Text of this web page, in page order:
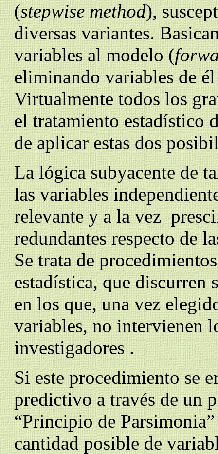
(stepwise method),
diversas variantes.
variables al modelo (
eliminando variables de
Virtualmente todos los
el tratamiento estadístico
de aplicar estas dos
La lógica subyacente de
las variables
relevante y a la vez
redundantes respecto de
Se trata de
estadística, que discurren
en los que, una vez
variables, no intervienen
investigadores .
Si este procedimiento se
predictivo a través de un
“Principio de
cantidad posible de